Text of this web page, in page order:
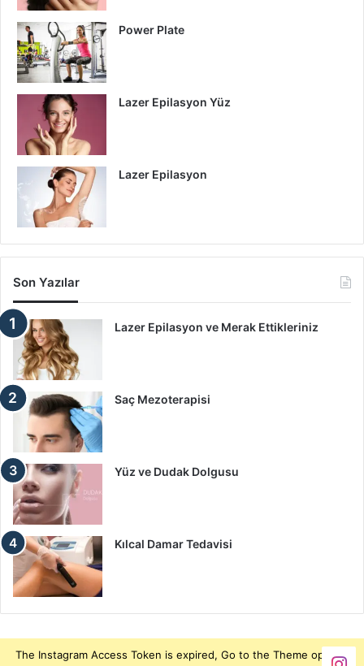
Power Plate
Lazer Epilasyon Yüz
Lazer Epilasyon
Son Yazılar
Lazer Epilasyon ve Merak Ettikleriniz
Saç Mezoterapisi
Yüz ve Dudak Dolgusu
Kılcal Damar Tedavisi
The Instagram Access Token is expired, Go to the Theme options